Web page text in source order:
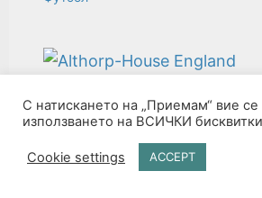
THE ALTHORP HOUSE
ENGLAND,ОБЕДИНЕНО КРАЛСТВО
Northamptonshire
С натискането на „Приемам“ вие се
използването на ВСИЧКИ
Cookie settings ACCEPT